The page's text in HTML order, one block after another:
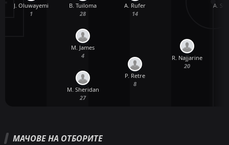
J. Oluwayemi
1
M. Sheridan
27
M. James
4
B. Tuiloma
28
P. Retre
8
A. Rufer
14
R. Najjarine
20
A.
МАЧОВЕ НА ОТБОРИТЕ